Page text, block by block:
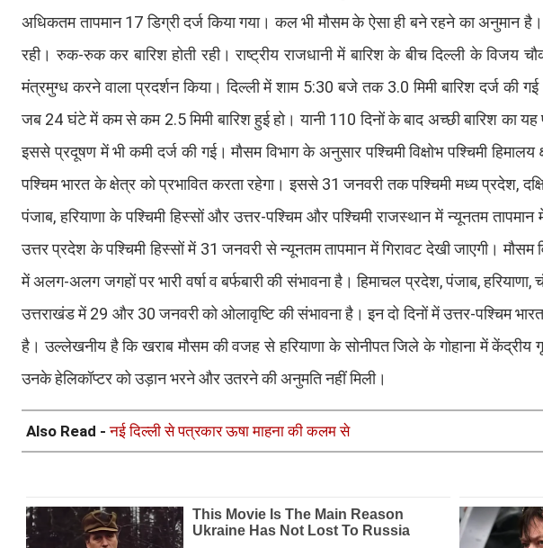
अधिकतम तापमान 17 डिग्री दर्ज किया गया। कल भी मौसम के ऐसा ही बने रहने का अनुमान
रही। रुक-रुक कर बारिश होती रही। राष्ट्रीय राजधानी में बारिश के बीच दिल्ली के विजय
मंत्रमुग्ध करने वाला प्रदर्शन किया। दिल्ली में शाम 5:30 बजे तक 3.0 मिमी बारिश दर्ज
जब 24 घंटे में कम से कम 2.5 मिमी बारिश हुई हो। यानी 110 दिनों के बाद अच्छी बारिश का
इससे प्रदूषण में भी कमी दर्ज की गई। मौसम विभाग के अनुसार पश्चिमी विक्षोभ पश्चिमी
पश्चिम भारत के क्षेत्र को प्रभावित करता रहेगा। इससे 31 जनवरी तक पश्चिमी मध्य प्रदेश,
पंजाब, हरियाणा के पश्चिमी हिस्सों और उत्तर-पश्चिम और पश्चिमी राजस्थान में न्यूनतम
उत्तर प्रदेश के पश्चिमी हिस्सों में 31 जनवरी से न्यूनतम तापमान में गिरावट देखी जाएगी।
में अलग-अलग जगहों पर भारी वर्षा व बर्फबारी की संभावना है। हिमाचल प्रदेश, पंजाब,
उत्तराखंड में 29 और 30 जनवरी को ओलावृष्टि की संभावना है। इन दो दिनों में उत्तर-पश्चिम
है। उल्लेखनीय है कि खराब मौसम की वजह से हरियाणा के सोनीपत जिले के गोहाना में
उनके हेलिकॉप्टर को उड़ान भरने और उतरने की अनुमति नहीं मिली।
Also Read -नई दिल्ली से पत्रकार ऊषा माहना की कलम से